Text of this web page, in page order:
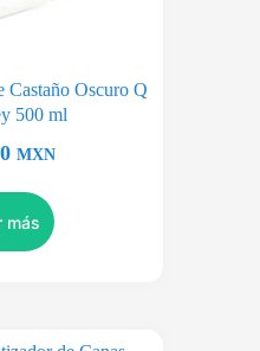
Castaño Oscuro Q
500 ml
MXN
más